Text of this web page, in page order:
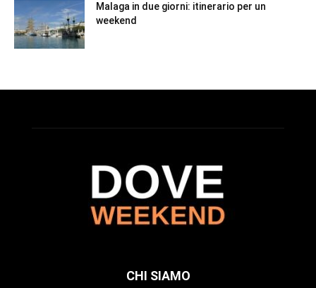
Malaga in due giorni: itinerario per un
weekend
CHI SIAMO